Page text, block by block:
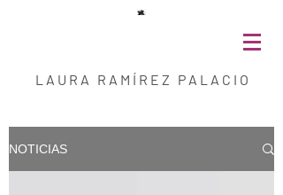
L A U R A R A M Í R E Z P A L A C I O
NOTICIAS